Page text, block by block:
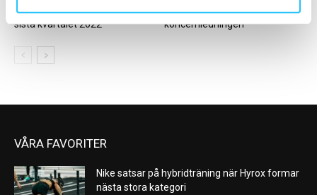
Sporthandeln tappade under
sista kvartalet 2022
SATS rekryterar till
koncernledningen
VÅRA FAVORITER
Nike satsar på hybridträning när Hyrox formar
nästa stora kategori